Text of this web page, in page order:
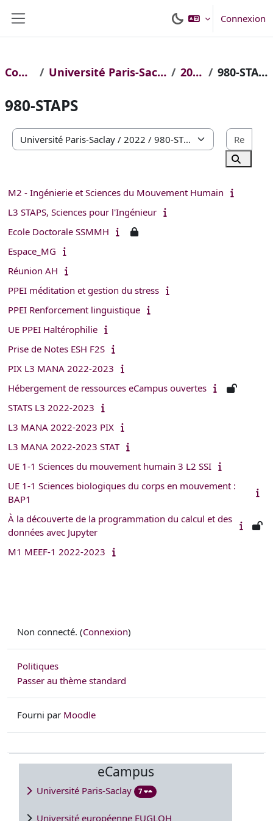
Connexion
Cours Université Paris-Saclay 2022 980-STAPS
980-STAPS
Catégories de cours
M2 - Ingénierie et Sciences du Mouvement Humain
L3 STAPS, Sciences pour l'Ingénieur
Ecole Doctorale SSMMH
Espace_MG
Réunion AH
PPEI méditation et gestion du stress
PPEI Renforcement linguistique
UE PPEI Haltérophilie
Prise de Notes ESH F2S
PIX L3 MANA 2022-2023
Hébergement de ressources eCampus ouvertes
STATS L3 2022-2023
L3 MANA 2022-2023 PIX
L3 MANA 2022-2023 STAT
UE 1-1 Sciences du mouvement humain 3 L2 SSI
UE 1-1 Sciences biologiques du corps en mouvement :
BAP1
À la découverte de la programmation du calcul et des
données avec Jupyter
M1 MEEF-1 2022-2023
Non connecté. (Connexion)
Politiques
Passer au thème standard
Fourni par Moodle
eCampus
Université Paris-Saclay 7
Université européenne EUGLOH